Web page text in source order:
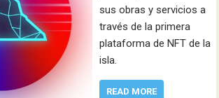
sus obras y servicios a
través de la primera
plataforma de NFT de la
isla.
READ MORE